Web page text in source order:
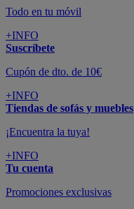
Todo en tu móvil
+INFO
Suscríbete
Cupón de dto. de 10€
+INFO
Tiendas de sofás y muebles
¡Encuentra la tuya!
+INFO
Tu cuenta
Promociones exclusivas